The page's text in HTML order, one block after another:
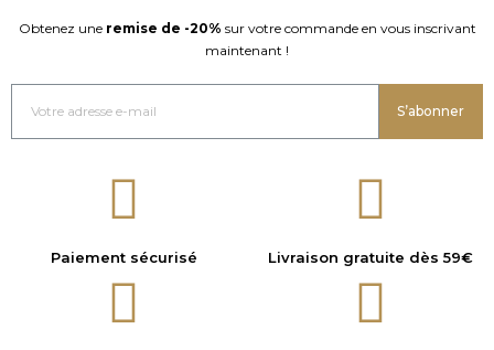
Obtenez une remise de -20% sur votre commande en vous inscrivant
maintenant !
S’abonner
Paiement sécurisé Livraison gratuite dès 59€